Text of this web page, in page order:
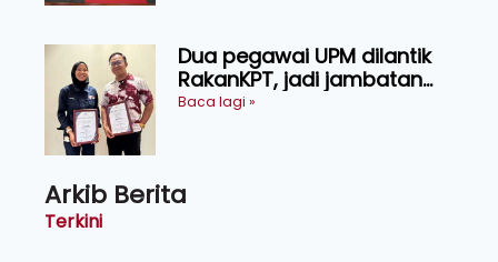
Dua pegawai UPM dilantik
RakanKPT, jadi jambatan
maklumat ke akar umbi
Baca lagi »
Arkib Berita
Terkini